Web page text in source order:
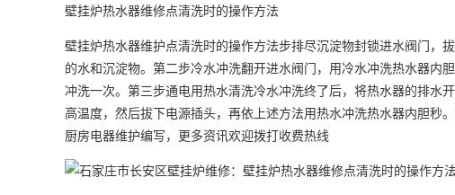
壁挂炉热水器维修点清洗时的操作方法
壁挂炉热水器维护点清洗时的操作方法步排尽沉淀物封锁进水阀门，
的水和沉淀物。第二步冷水冲洗翻开进水阀门，用冷水冲洗热水器内
冲洗一次。第三步通电用热水清洗冷水冲洗终了后，将热水器的排水
高温度，然后拔下电源插头，再依上述方法用热水冲洗热水器内胆秒
厨房电器维护编写，更多资讯欢迎拨打收费热线